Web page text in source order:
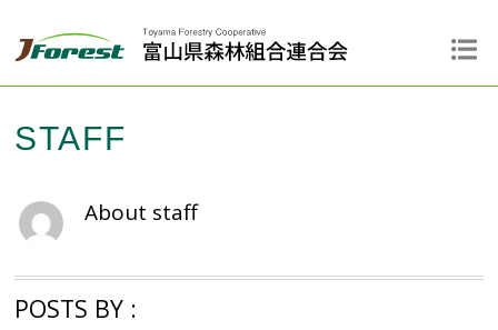
STAFF
About staff
POSTS BY :